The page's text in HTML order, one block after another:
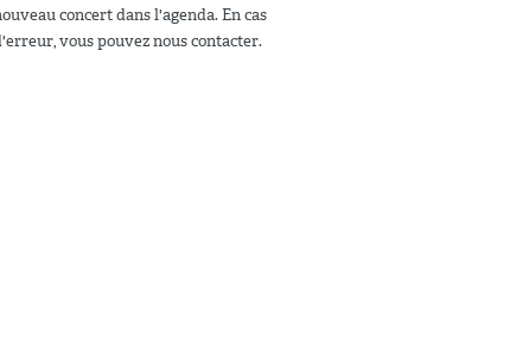
concert dans l'agenda. En cas
vous pouvez nous contacter.